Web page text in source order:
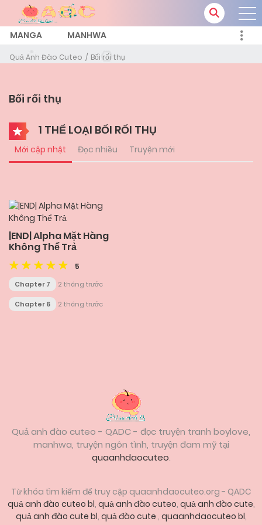
MANGA MANHWA
Quả Anh Đào Cuteo Bối rối thụ
Bối rối thụ
1 THỂ LOẠI BỐI RỐI THỤ
Mới cập nhật Đọc nhiều Truyện mới
|END| Alpha Mặt Hàng
Không Thể Trả
5
Chapter 7 2 tháng trước
Chapter 6 2 tháng trước
Quả anh đào cuteo - QADC - đọc truyện tranh boylove,
manhwa, truyện ngôn tình, truyện đam mỹ tại
quaanhdaocuteo.
Từ khóa tìm kiếm để truy cập quaanhdaocuteo.org - QADC
quả anh đào cuteo bl, quả anh đào cuteo, quả anh đào cute,
quả anh đào cute bl, quả đào cute , quaanhdaocuteo bl,